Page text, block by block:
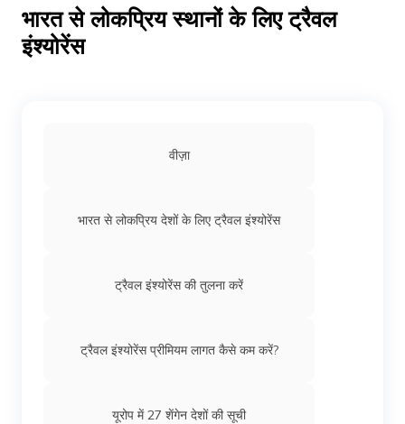
इमिग्रेंट और नॉन इमिग्रेंट वीज़ा
भारत से लोकप्रिय स्थानों के लिए ट्रैवल
इंश्योरेंस
वीज़ा
भारत से लोकप्रिय देशों के लिए ट्रैवल इंश्योरेंस
ट्रैवल इंश्योरेंस की तुलना करें
ट्रैवल इंश्योरेंस प्रीमियम लागत कैसे कम करें?
यूरोप में 27 शेंगेन देशों की सूची